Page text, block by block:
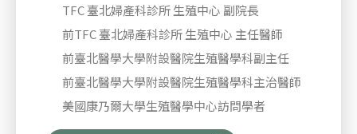
TFC 臺北婦產科診所 生殖中心 副院長
前TFC 臺北婦產科診所 生殖中心 主任醫師
前臺北醫學大學附設醫院生殖醫學科副主任
前臺北醫學大學附設醫院生殖醫學科主治醫師
美國康乃爾大學生殖醫學中心訪問學者